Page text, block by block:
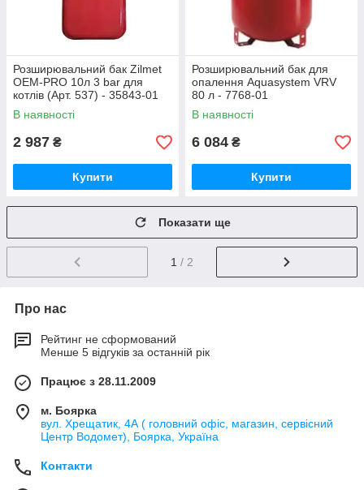
Розширювальний бак Zilmet
OEM-PRO 10л 3 bar для
котлів (Арт. 537) - 35843-01
В наявності
2 987 ₴
Купити
Розширювальний бак для
опалення Aquasystem VRV
80 л - 7768-01
В наявності
6 084 ₴
Купити
Показати ще
1 / 2
Про нас
Рейтинг не сформований
Менше 5 відгуків за останній рік
Працює з 28.11.2009
м. Боярка
вул. Хрещатик, 4А ( головний офіс, магазин, сервісний
Центр Водомет), Боярка, Україна
Контакти